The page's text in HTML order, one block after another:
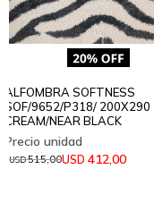
ALFOMBRA SOFTNESS
SOF/9652/P318/ 200X290
CREAM/NEAR BLACK
USD 412,00
USD515,00